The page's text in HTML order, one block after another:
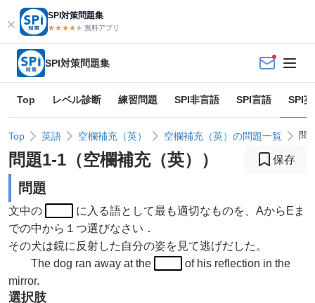
SPI対策問題集
★★★★★
★ 無料アプリ
SPI対策問題集
Top レベル診断 練習問題 SPI非言語 SPI言語 SPI
Top 英語 空欄補充（英） 空欄補充（英）の問題一覧 問
問題1-1 （空欄補充（英） ） 保存
問題
文中の
に入る語として最も適切なものを、AからEま
での中から１つ選びなさい．
その犬は鏡に反射した自分の姿を見て逃げだした。
The dog ran away at the
of his reflection in the
mirror.
選択肢